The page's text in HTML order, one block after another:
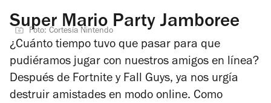
Super Mario Party Jamboree
Foto: Cortesía Nintendo
¿Cuánto tiempo tuvo que pasar para que
pudiéramos jugar con nuestros amigos en línea?
Después de Fortnite y Fall Guys, ya nos urgía
destruir amistades en modo online. Como